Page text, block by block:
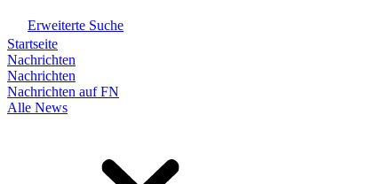
Erweiterte Suche
Startseite
Nachrichten
Nachrichten
Nachrichten auf FN
Alle News